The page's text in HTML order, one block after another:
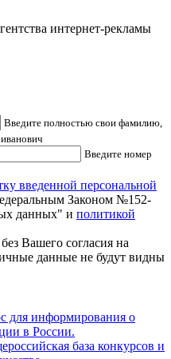
интернет-рекламы
Введите полностью свои фамилию,
Введите номер
введенной персональной
Законом №152-
данных" и политикой
Вашего согласия на
данные не будут видны